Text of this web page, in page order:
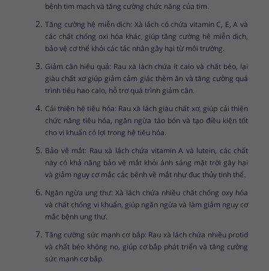
bệnh tim mạch và tăng cường chức năng của tim.
Tăng cường hệ miễn dịch: Xà lách có chứa vitamin C, E, A và
các chất chống oxi hóa khác, giúp tăng cường hệ miễn dịch,
bảo vệ cơ thể khỏi các tác nhân gây hại từ môi trường.
Giảm cân hiệu quả: Rau xà lách chứa ít calo và chất béo, lại
giàu chất xơ giúp giảm cảm giác thèm ăn và tăng cường quá
trình tiêu hao calo, hỗ trợ quá trình giảm cân.
Cải thiện hệ tiêu hóa: Rau xà lách giàu chất xơ, giúp cải thiện
chức năng tiêu hóa, ngăn ngừa táo bón và tạo điều kiện tốt
cho vi khuẩn có lợi trong hệ tiêu hóa.
Bảo vệ mắt: Rau xà lách chứa vitamin A và lutein, các chất
này có khả năng bảo vệ mắt khỏi ánh sáng mặt trời gây hại
và giảm nguy cơ mắc các bệnh về mắt như đục thủy tinh thể.
Ngăn ngừa ung thư: Xà lách chứa nhiều chất chống oxy hóa
và chất chống vi khuẩn, giúp ngăn ngừa và làm giảm nguy cơ
mắc bệnh ung thư.
Tăng cường sức mạnh cơ bắp: Rau xà lách chứa nhiều protid
và chất béo không no, giúp cơ bắp phát triển và tăng cường
sức mạnh cơ bắp.